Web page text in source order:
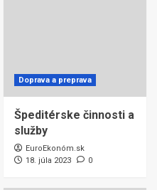
Doprava a preprava
Špeditérske činnosti a
služby
EuroEkonóm.sk
18. júla 2023
0